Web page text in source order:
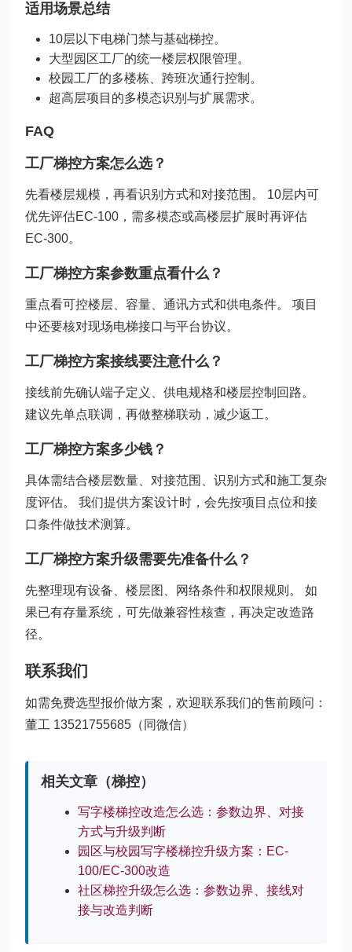
适用场景总结
10层以下电梯门禁与基础梯控。
大型园区工厂的统一楼层权限管理。
校园工厂的多楼栋、跨班次通行控制。
超高层项目的多模态识别与扩展需求。
FAQ
工厂梯控方案怎么选？
先看楼层规模，再看识别方式和对接范围。 10层内可
优先评估EC-100，需多模态或高楼层扩展时再评估
EC-300。
工厂梯控方案参数重点看什么？
重点看可控楼层、容量、通讯方式和供电条件。 项目
中还要核对现场电梯接口与平台协议。
工厂梯控方案接线要注意什么？
接线前先确认端子定义、供电规格和楼层控制回路。
建议先单点联调，再做整梯联动，减少返工。
工厂梯控方案多少钱？
具体需结合楼层数量、对接范围、识别方式和施工复杂
度评估。 我们提供方案设计时，会先按项目点位和接
口条件做技术测算。
工厂梯控方案升级需要先准备什么？
先整理现有设备、楼层图、网络条件和权限规则。 如
果已有存量系统，可先做兼容性核查，再决定改造路
径。
联系我们
如需免费选型报价做方案，欢迎联系我们的售前顾问：
董工 13521755685（同微信）
相关文章（梯控）
写字楼梯控改造怎么选：参数边界、对接
方式与升级判断
园区与校园写字楼梯控升级方案：EC-
100/EC-300改造
社区梯控升级怎么选：参数边界、接线对
接与改造判断